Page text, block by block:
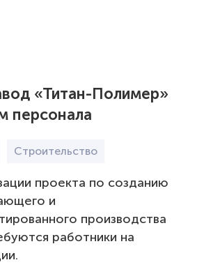
БОПЭТ
ПЭТ
«Титан-Полимер»
персонала
Строительство
проекта по созданию
и
производства
работники на